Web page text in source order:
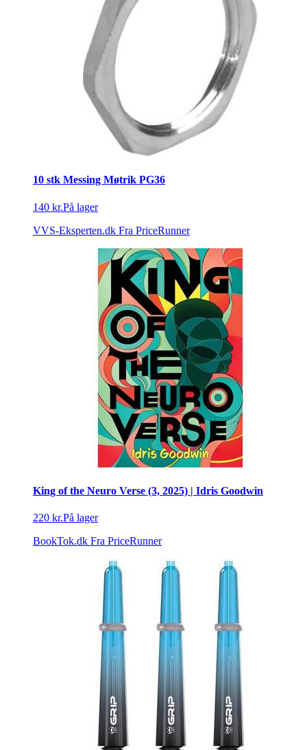
10 stk Messing Møtrik PG36
140 kr.På lager
VVS-Eksperten.dk Fra PriceRunner
King of the Neuro Verse (3, 2025) | Idris Goodwin
220 kr.På lager
BookTok.dk Fra PriceRunner